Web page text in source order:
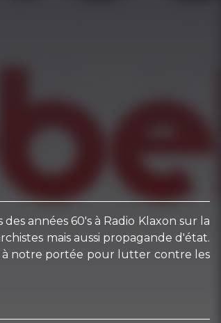
années 60's à Radio Klaxon sur la
mais aussi propagande d'état.
à notre portée pour lutter contre les